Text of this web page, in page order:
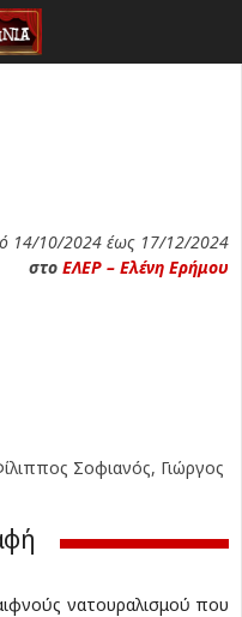
14/10/2024 έως 17/12/2024
στο ΕΛΕΡ – Ελένη Ερήμου
Σοφιανός, Γιώργος
νατουραλισμού που